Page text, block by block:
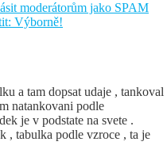
moderátorům jako SPAM
Výborně!
a tam dopsat udaje , tankoval
natankovani podle
je v podstate na svete .
, tabulka podle vzroce , ta je